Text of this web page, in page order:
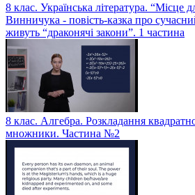
8 клас. Українська література. “Місце
Винничука - повість-казка про
живуть “драконячі закони”. 1 частина
8 клас. Алгебра. Розкладання
множники. Частина №2